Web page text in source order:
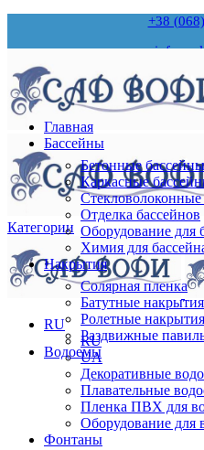
+38
+38
Категории
RU
RU
UA
Главная
Бассейны
Бетонные бассейны
Каркасные
Отделка бассейнов
Оборудование для
Химия для
Накрытия
Солярная пленка
Батутные накрытия
Ролетные накрытия
Раздвижные
Водоемы
Декоративные
Плавательные
Пленка ПВХ для
Оборудование для
Фонтаны